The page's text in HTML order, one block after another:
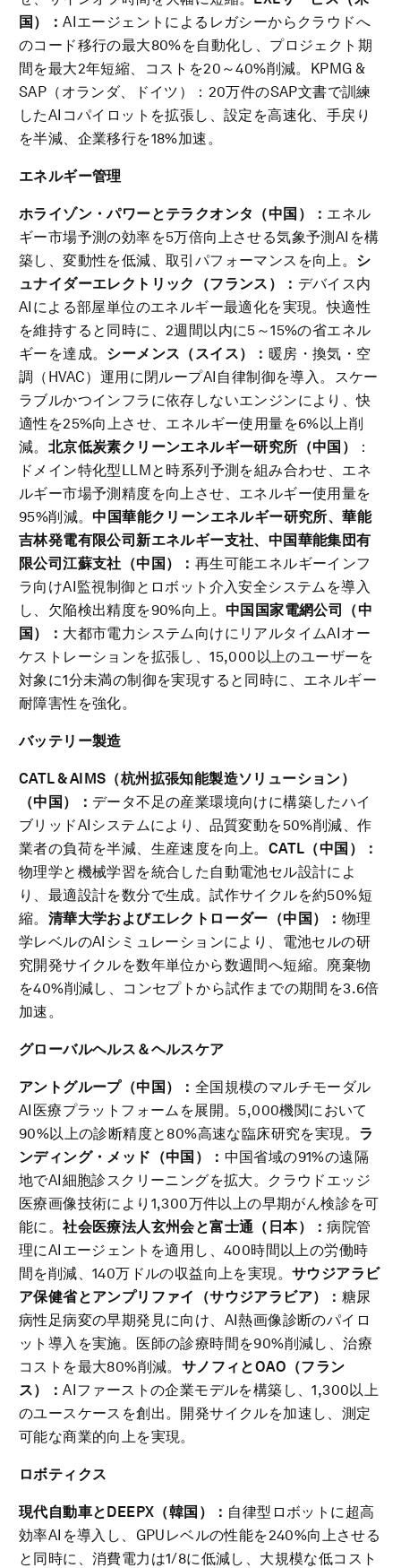
国）：AIエージェントによるレガシーからクラウドへ
のコード移行の最大80%を自動化し、プロジェクト期
間を最大2年短縮、コストを20～40%削減。KPMG &
SAP（オランダ、ドイツ）：20万件のSAP文書で訓練
したAIコパイロットを拡張し、設定を高速化、手戻り
を半減、企業移行を18%加速。
エネルギー管理
ホライゾン・パワーとテラクオンタ（中国）： エネル
ギー市場予測の効率を5万倍向上させる気象予測AIを構
築し、変動性を低減、取引パフォーマンスを向上。 シ
ュナイダーエレクトリック（フランス）： デバイス内
AIによる部屋単位のエネルギー最適化を実現。快適性
を維持すると同時に、2週間以内に5～15%の省エネル
ギーを達成。 シーメンス（スイス）： 暖房・換気・空
調（HVAC）運用に閉ループAI自律制御を導入。スケー
ラブルかつインフラに依存しないエンジンにより、快
適性を25%向上させ、エネルギー使用量を6%以上削
減。 北京低炭素クリーンエネルギー研究所（中国）
：
ドメイン特化型LLMと時系列予測を組み合わせ、エネ
ルギー市場予測精度を向上させ、エネルギー使用量を
95%削減。中国華能クリーンエネルギー研究所、華能
吉林発電有限公司新エネルギー支社、中国華能集団有
限公司江蘇支社（中国）： 再生可能エネルギーインフ
ラ向けAI監視制御とロボット介入安全システムを導入
し、欠陥検出精度を90%向上。 中国国家電網公司（中
国）： 大都市電力システム向けにリアルタイムAIオー
ケストレーションを拡張し、15,000以上のユーザーを
対象に1分未満の制御を実現すると同時に、エネルギー
耐障害性を強化。
バッテリー製造
CATL & AIMS （杭州拡張知能製造ソリューション）
（中国）： データ不足の産業環境向けに構築したハイ
ブリッドAIシステムにより、品質変動を50%削減、作
業者の負荷を半減、生産速度を向上。 CATL （中国）：
物理学と機械学習を統合した自動電池セル設計によ
り、最適設計を数分で生成。試作サイクルを約50%短
縮。 清華大学およびエレクトローダー（中国）： 物理
学レベルのAIシミュレーションにより、電池セルの研
究開発サイクルを数年単位から数週間へ短縮。廃棄物
を40%削減し、コンセプトから試作までの期間を3.6倍
加速。
グローバルヘルス＆ヘルスケア
アントグループ（中国）： 全国規模のマルチモーダル
AI医療プラットフォームを展開。5,000機関において
90%以上の診断精度と80%高速な臨床研究を実現。 ラ
ンディング・メッド（中国）： 中国省域の91%の遠隔
地でAI細胞診スクリーニングを拡大。クラウドエッジ
医療画像技術により1,300万件以上の早期がん検診を可
能に。社会医療法人玄州会と富士通（日本）：病院管
理にAIエージェントを適用し、400時間以上の労働時
間を削減、140万ドルの収益向上を実現。 サウジアラビ
ア保健省とアンプリファイ（サウジアラビア）： 糖尿
病性足病変の早期発見に向け、AI熱画像診断のパイロ
ット導入を実施。医師の診療時間を90%削減し、治療
コストを最大80%削減。 サノフィとOAO （フラン
ス）：AIファーストの企業モデルを構築し、1,300以上
のユースケースを創出。開発サイクルを加速し、測定
可能な商業的向上を実現。
ロボティクス
現代自動車とDEEPX （韓国）： 自律型ロボットに超高
効率AIを導入し、GPUレベルの性能を240%向上させる
と同時に、消費電力は1/8に低減し、大規模な低コスト